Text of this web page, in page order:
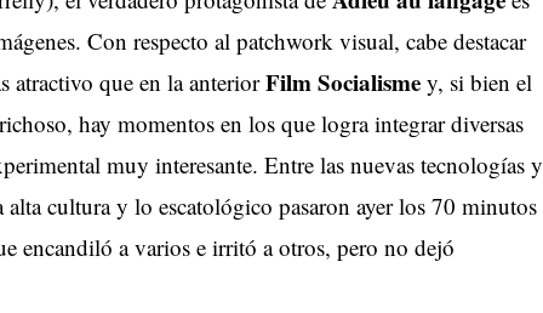
Con respecto al patchwork visual, cabe destacar
atractivo que en la anteriorFilm Socialisme y, si bien el
hay momentos en los que logra integrar diversas
muy interesante. Entre las nuevas tecnologías y
cultura y lo escatológico pasaron ayer los 70 minutos
encandiló a varios e irritó a otros, pero no dejó